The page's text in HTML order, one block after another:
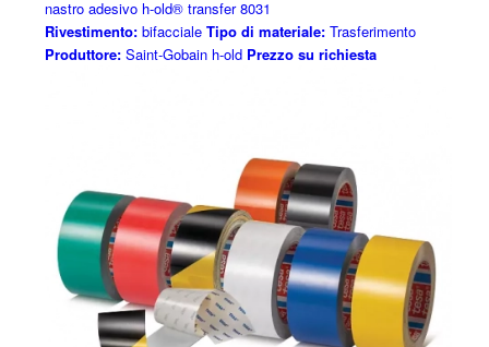
nastro adesivo h-old® transfer 8031
Rivestimento:bifacciale Tipo di materiale:Trasferimento
Produttore:Saint-Gobain h-old Prezzo su richiesta